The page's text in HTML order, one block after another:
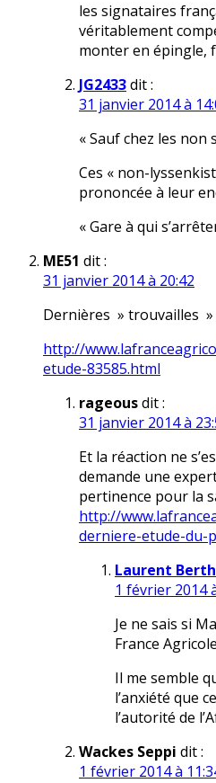
les signataires
véritablement
monter en épingle,
JG2433dit :
31 janvier 2014 à
« Sauf chez les
Ces « non-
prononcée à leur
« Gare à qui
ME51 dit :
31 janvier 2014 à 20:42
Dernières » trouvailles »
http://
etude-83585.html
rageousdit :
31 janvier 2014 à
Et la réaction ne
demande une
pertinence pour la
http://
derniere-etude-du-
Laurent
1 février 2014
Je ne sais si
France
Il me semble
l’anxiété que
l’autorité de
Wackes Seppi dit :
1 février 2014 à